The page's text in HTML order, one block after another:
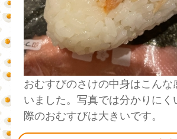
おむすびのさけの中身はこんな
いました。写真では分かりにく
際のおむすびは大きいです。